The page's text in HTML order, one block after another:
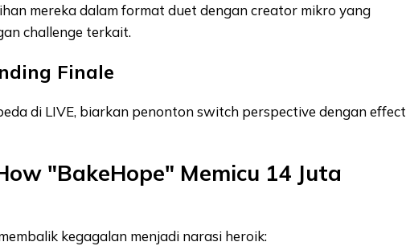
mereka dalam format duet dengan creator mikro yang
challenge terkait.
Finale
di LIVE, biarkan penonton switch perspective dengan effect
"BakeHope" Memicu 14 Juta
kegagalan menjadi narasi heroik: